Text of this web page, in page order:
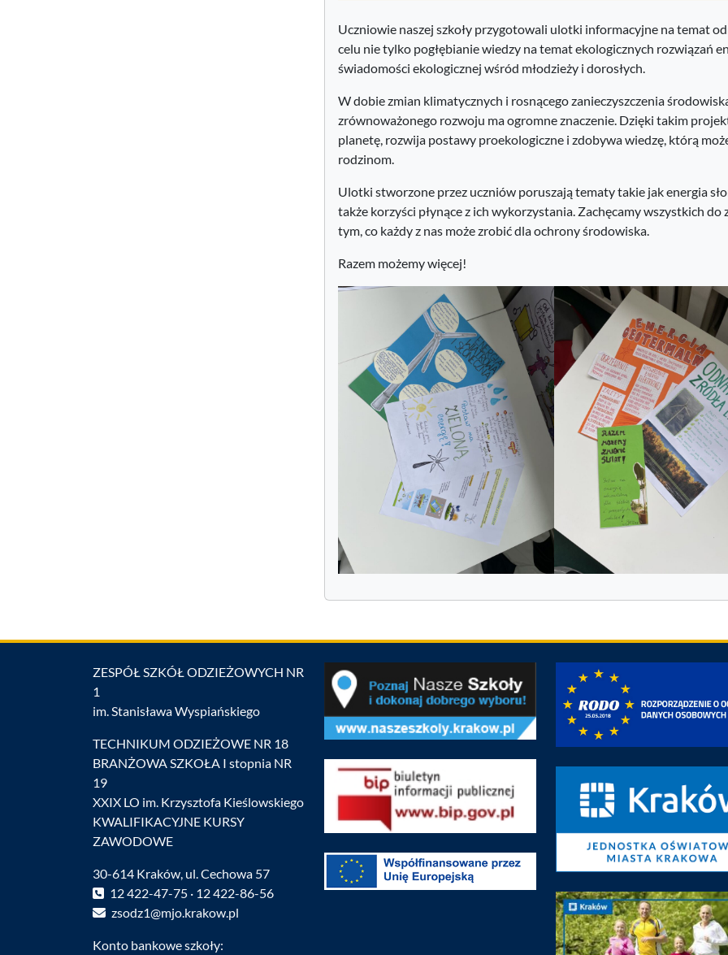
Uczniowie naszej szkoły przygotowali ulotki informacyjne na temat
celu nie tylko pogłębianie wiedzy na temat ekologicznych rozwiązań
świadomości ekologicznej wśród młodzieży i dorosłych.
W dobie zmian klimatycznych i rosnącego zanieczyszczenia
zrównoważonego rozwoju ma ogromne znaczenie. Dzięki takim
planetę, rozwija postawy proekologiczne i zdobywa wiedzę, którą
rodzinom.
Ulotki stworzone przez uczniów poruszają tematy takie jak energia
także korzyści płynące z ich wykorzystania. Zachęcamy wszystkich
tym, co każdy z nas może zrobić dla ochrony środowiska.
Razem możemy więcej!
ZESPÓŁ SZKÓŁ ODZIEŻOWYCH NR
1
im. Stanisława Wyspiańskiego
TECHNIKUM ODZIEŻOWE NR 18
BRANŻOWA SZKOŁA I stopnia NR
19
XXIX LO im. Krzysztofa Kieślowskiego
KWALIFIKACYJNE KURSY
ZAWODOWE
30-614 Kraków, ul. Cechowa 57
12 422-47-75 · 12 422-86-56
zsodz1@mjo.krakow.pl
Konto bankowe szkoły: